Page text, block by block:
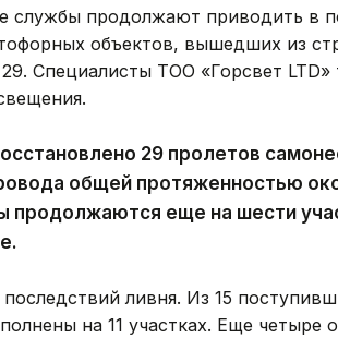
службы продолжают приводить в
объектов, вышедших из
Специалисты ТОО «Горсвет
29 пролетов
общей протяженностью
продолжаются еще на шести
ливня. Из 15
на 11 участках. Еще четыре